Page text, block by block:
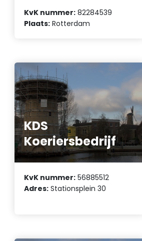
KvK nummer: 82284539
Plaats: Rotterdam
KDS
Koeriersbedrijf
KvK nummer: 56885512
Adres: Stationsplein 30